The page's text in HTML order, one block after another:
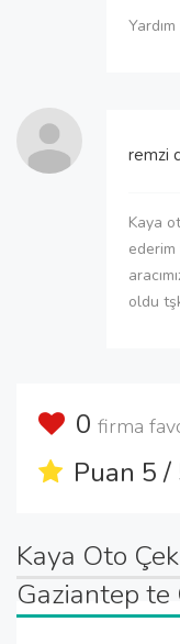
remzi
Kaya
ederim
oldu
0 firma
Puan 5 /
Kaya Oto
Gaziantep te